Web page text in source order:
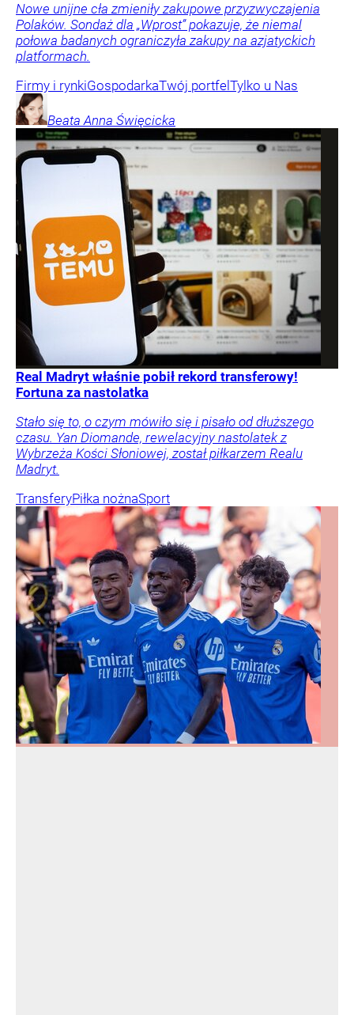
Nowe unijne cła zmieniły zakupowe przyzwyczajenia
Polaków. Sondaż dla „Wprost” pokazuje, że niemal
połowa badanych ograniczyła zakupy na azjatyckich
platformach.
Firmy i rynkiGospodarkaTwój portfel Tylko u Nas
Beata Anna Święcicka
Real Madryt właśnie pobił rekord transferowy!
Fortuna za nastolatka
Stało się to, o czym mówiło się i pisało od dłuższego
czasu. Yan Diomande, rewelacyjny nastolatek z
Wybrzeża Kości Słoniowej, został piłkarzem Realu
Madryt.
TransferyPiłka nożnaSport